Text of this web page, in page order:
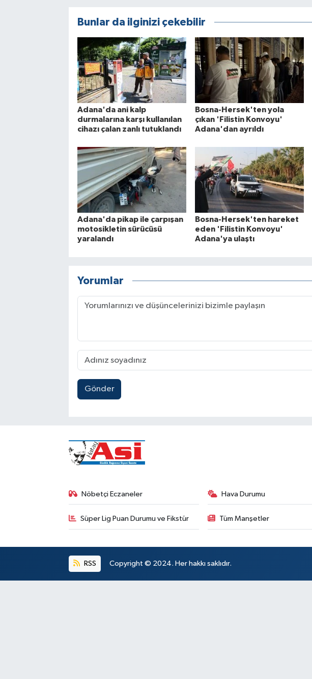
Bunlar da ilginizi çekebilir
Adana'da ani kalp
durmalarına karşı kullanılan
cihazı çalan zanlı tutuklandı
Bosna-Hersek'ten yola
çıkan 'Filistin Konvoyu'
Adana'dan ayrıldı
Adana'da pikap ile çarpışan
motosikletin sürücüsü
yaralandı
Bosna-Hersek'ten hareket
eden 'Filistin Konvoyu'
Adana'ya ulaştı
Yorumlar
Gönder
Nöbetçi Eczaneler Hava Durumu
Süper Lig Puan Durumu ve Fikstür Tüm Manşetler
RSS Copyright © 2024. Her hakkı saklıdır.